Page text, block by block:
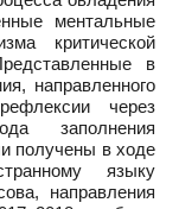
ментальные
критической
в
направленного
через
заполнения
получены в ходе
языку
направления